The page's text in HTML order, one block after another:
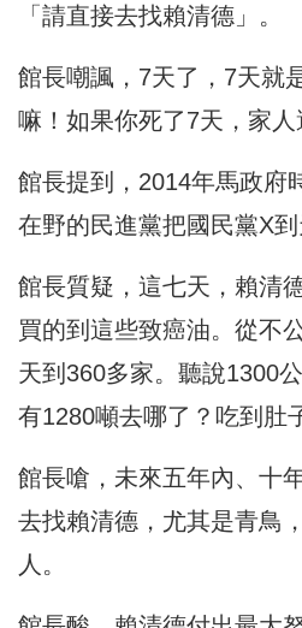
「請直接去找賴清德」。
館長嘲諷，7天了，7天就
嘛！如果你死了7天，家人
館長提到，2014年馬政府
在野的民進黨把國民黨X到
館長質疑，這七天，賴清
買的到這些致癌油。從不
天到360多家。聽說1300
有1280噸去哪了？吃到肚
館長嗆，未來五年內、十
去找賴清德，尤其是青鳥
人。